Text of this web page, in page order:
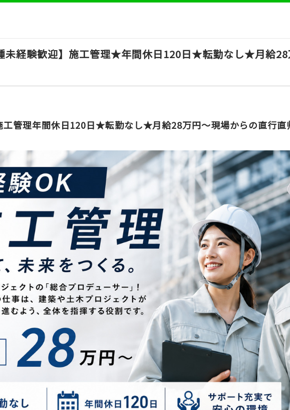
未経験歓迎】施工管理★年間休日120日★転勤なし★月給
工管理年間休日120日★転勤なし★月給28万円～現場からの直行直